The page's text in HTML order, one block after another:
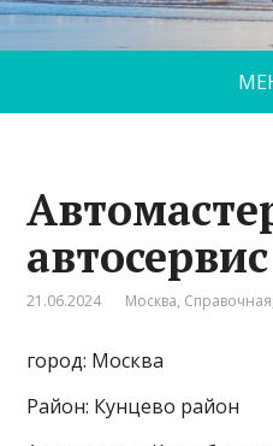
автосервис
21.06.2024 Москва, Справочная
город: Москва
Район: Кунцево район